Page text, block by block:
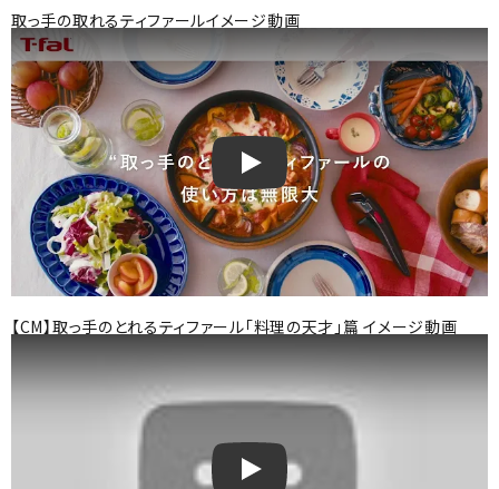
取っ手の取れるティファールイメージ動画
取っ手の取れるティファールイメー
【CM】取っ手のとれるティファール「料理の天才」篇 イメージ動画
【CM】取っ手のとれるティファール「